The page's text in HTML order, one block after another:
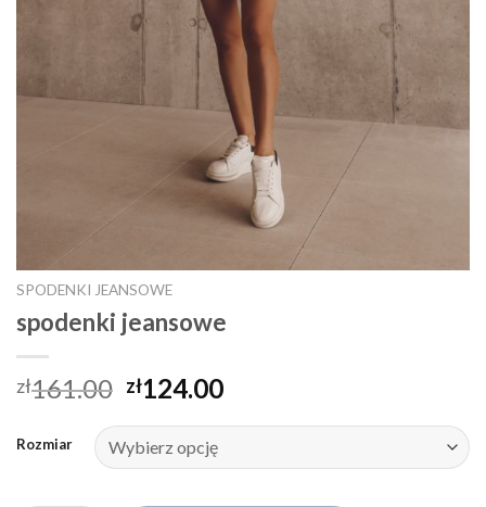
SPODENKI JEANSOWE
spodenki jeansowe
zł161.00 zł124.00
Rozmiar